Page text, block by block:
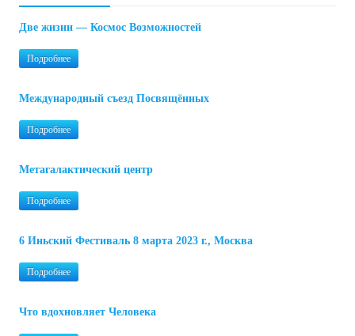
Две жизни — Космос Возможностей
Подробнее
Международный съезд Посвящённых
Подробнее
Метагалактический центр
Подробнее
6 Иньский Фестиваль 8 марта 2023 г., Москва
Подробнее
Что вдохновляет Человека